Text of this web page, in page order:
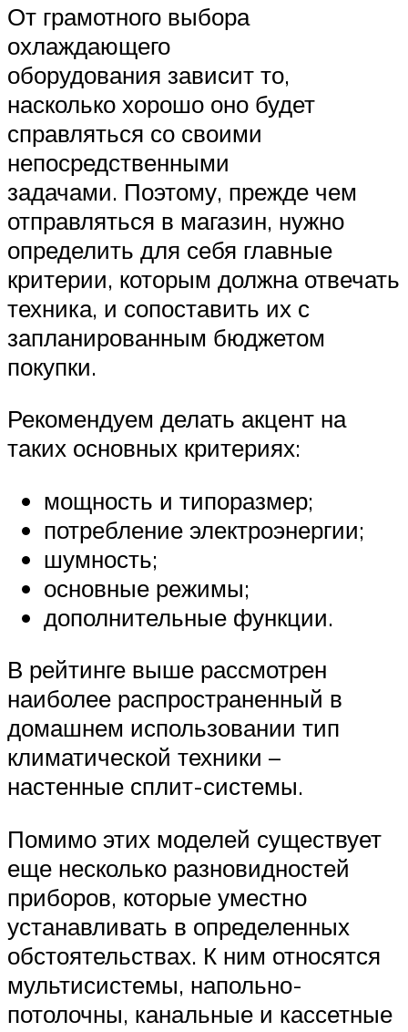
От грамотного выбора
охлаждающего
оборудования зависит то,
насколько хорошо оно будет
справляться со своими
непосредственными
задачами. Поэтому, прежде чем
отправляться в магазин, нужно
определить для себя главные
критерии, которым должна отвечать
техника, и сопоставить их с
запланированным бюджетом
покупки.
Рекомендуем делать акцент на
таких основных критериях:
мощность и типоразмер;
потребление электроэнергии;
шумность;
основные режимы;
дополнительные функции.
В рейтинге выше рассмотрен
наиболее распространенный в
домашнем использовании тип
климатической техники –
настенные сплит-системы.
Помимо этих моделей существует
еще несколько разновидностей
приборов, которые уместно
устанавливать в определенных
обстоятельствах. К ним относятся
мультисистемы, напольно-
потолочны, канальные и кассетные